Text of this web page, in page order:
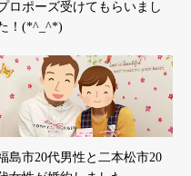
ロポーズ受けてもらいまし
！(*^_^*)
島市20代男性と二本松市20